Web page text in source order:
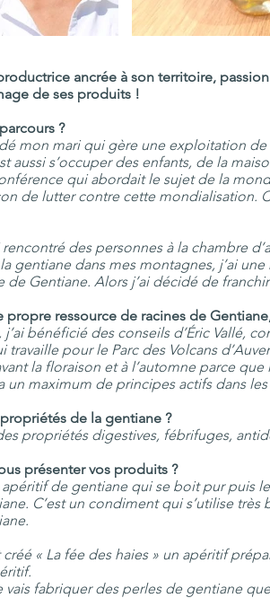
ancrée à son territoire,
de ses produits !
?
mon mari qui gère une exploitation de
aussi s’occuper des enfants, de la
qui abordait le sujet de la
de lutter contre cette mondialisation.
rencontré des personnes à la chambre
gentiane dans mes montagnes, j’ai
de Gentiane. Alors j’ai décidé de
propre ressource de racines de
bénéficié des conseils d’Éric Vallé,
travaille pour le Parc des Volcans
la floraison et à l’automne parce
un maximum de principes actifs dans les
de la gentiane ?
propriétés digestives, fébrifuges,
présenter vos produits ?
de gentiane qui se boit pur puis
C’est un condiment qui s’utilise
« La fée des haies » un apéritif
vais fabriquer des perles de gentiane